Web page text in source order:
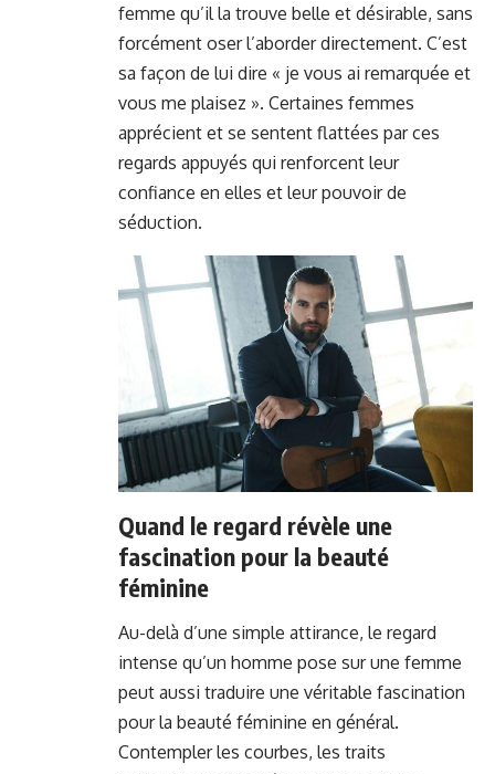
femme qu’il la trouve belle et désirable, sans
forcément oser l’aborder directement. C’est
sa façon de lui dire « je vous ai remarquée et
vous me plaisez ». Certaines femmes
apprécient et se sentent flattées par ces
regards appuyés qui renforcent leur
confiance en elles et leur pouvoir de
séduction.
Quand le regard révèle une
fascination pour la beauté
féminine
Au-delà d’une simple attirance, le regard
intense qu’un homme pose sur une femme
peut aussi traduire une véritable fascination
pour la beauté féminine en général.
Contempler les courbes, les traits